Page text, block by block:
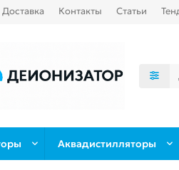
Доставка Контакты Статьи
Аквадистилляторы